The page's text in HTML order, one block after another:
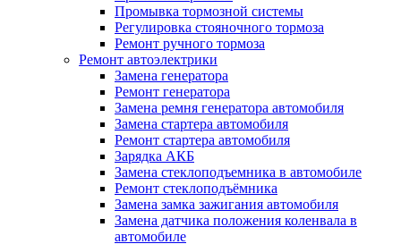
Промывка тормозной системы
Регулировка стояночного тормоза
Ремонт ручного тормоза
Ремонт автоэлектрики
Замена генератора
Ремонт генератора
Замена ремня генератора автомобиля
Замена стартера автомобиля
Ремонт стартера автомобиля
Зарядка АКБ
Замена стеклоподъемника в автомобиле
Ремонт стеклоподъёмника
Замена замка зажигания автомобиля
Замена датчика положения коленвала в
автомобиле